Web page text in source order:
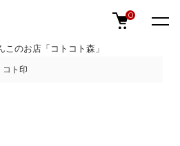
のお店「コトコト森」
0
ト印